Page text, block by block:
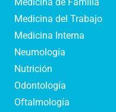
Medicina del Trabajo
Medicina Interna
Neumología
Nutrición
Odontología
Oftalmología